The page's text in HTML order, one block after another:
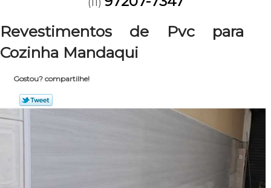
(11)
Revestimentos de Pvc para
Cozinha Mandaqui
Gostou? compartilhe!